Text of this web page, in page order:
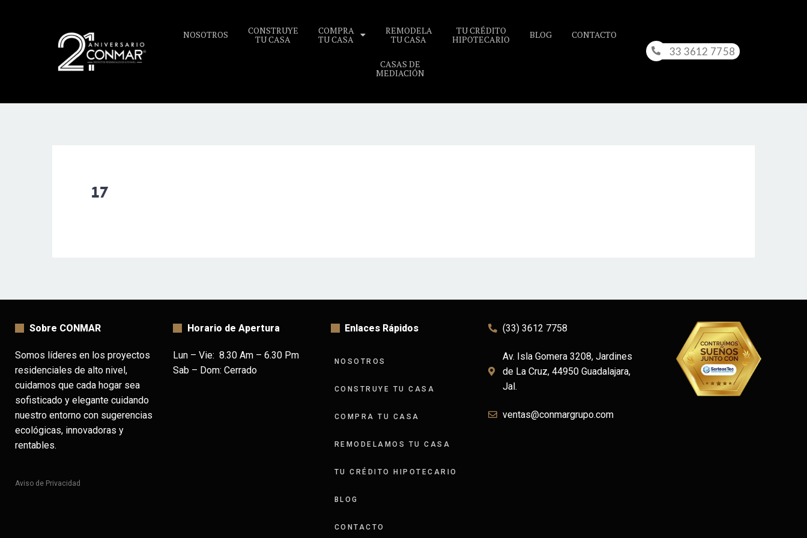
NOSOTROS CONSTRUYE
TU CASA
COMPRA
TU CASA
REMODELA
TU CASA
TU CRÉDITO
HIPOTECARIO BLOG CONTACTO
CASAS DE
MEDIACIÓN
33 3612 7758
17
Sobre CONMAR
Somos líderes en los proyectos
residenciales de alto nivel,
cuidamos que cada hogar sea
sofisticado y elegante cuidando
nuestro entorno con sugerencias
ecológicas, innovadoras y
rentables.
Aviso de Privacidad
Horario de Apertura
Lun – Vie: 8.30 Am – 6.30 Pm
Sab – Dom: Cerrado
Enlaces Rápidos
NOSOTROS
CONSTRUYE TU CASA
COMPRA TU CASA
REMODELAMOS TU CASA
TU CRÉDITO HIPOTECARIO
BLOG
CONTACTO
(33) 3612 7758
Av. Isla Gomera 3208, Jardines
de La Cruz, 44950 Guadalajara,
Jal.
ventas@conmargrupo.com